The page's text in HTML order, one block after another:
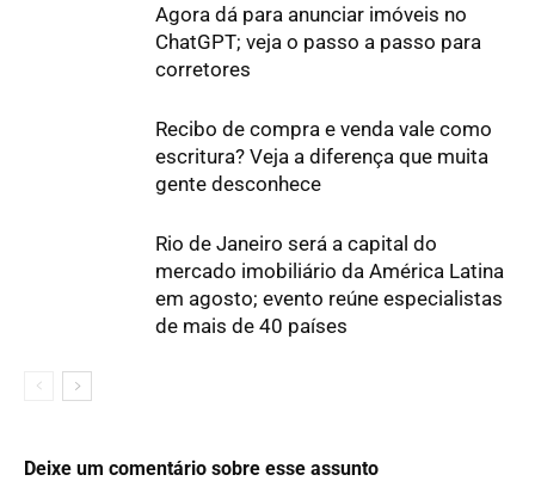
Agora dá para anunciar imóveis no
ChatGPT; veja o passo a passo para
corretores
Recibo de compra e venda vale como
escritura? Veja a diferença que muita
gente desconhece
Rio de Janeiro será a capital do
mercado imobiliário da América Latina
em agosto; evento reúne especialistas
de mais de 40 países
Deixe um comentário sobre esse assunto